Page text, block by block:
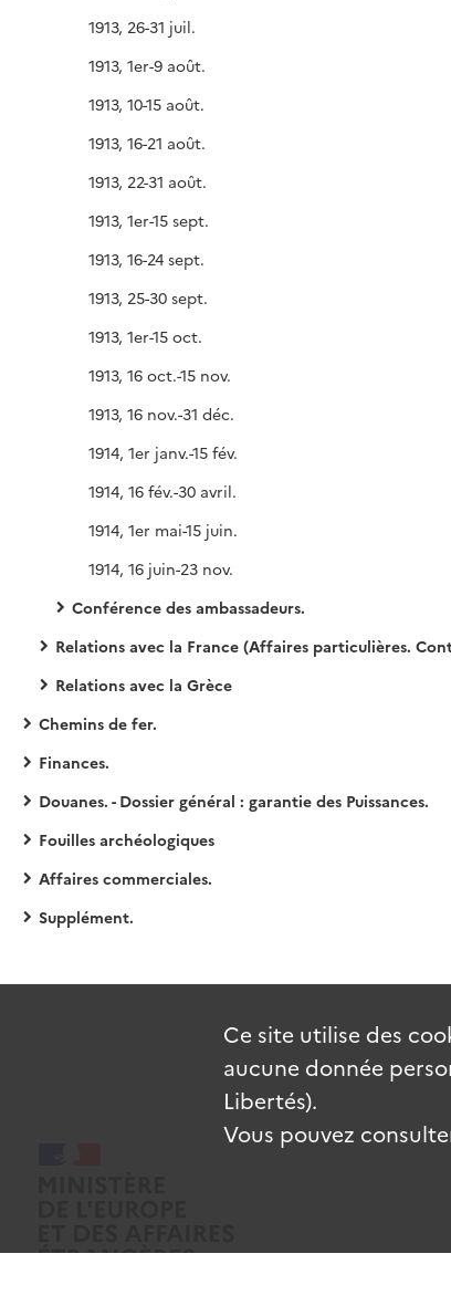
1913, 26-31 juil.
1913, 1er-9 août.
1913, 10-15 août.
1913, 16-21 août.
1913, 22-31 août.
1913, 1er-15 sept.
1913, 16-24 sept.
1913, 25-30 sept.
1913, 1er-15 oct.
1913, 16 oct.-15 nov.
1913, 16 nov.-31 déc.
1914, 1er janv.-15 fév.
1914, 16 fév.-30 avril.
1914, 1er mai-15 juin.
1914, 16 juin-23 nov.
Conférence des ambassadeurs.
Relations avec la France (Affaires particulières. Contentieux. Accord
Relations avec la Grèce
Chemins de fer.
Finances.
Douanes. - Dossier général : garantie des Puissances.
Fouilles archéologiques
Affaires commerciales.
Supplément.
Ce site utilise des
aucune donnée
Libertés).
Vous pouvez